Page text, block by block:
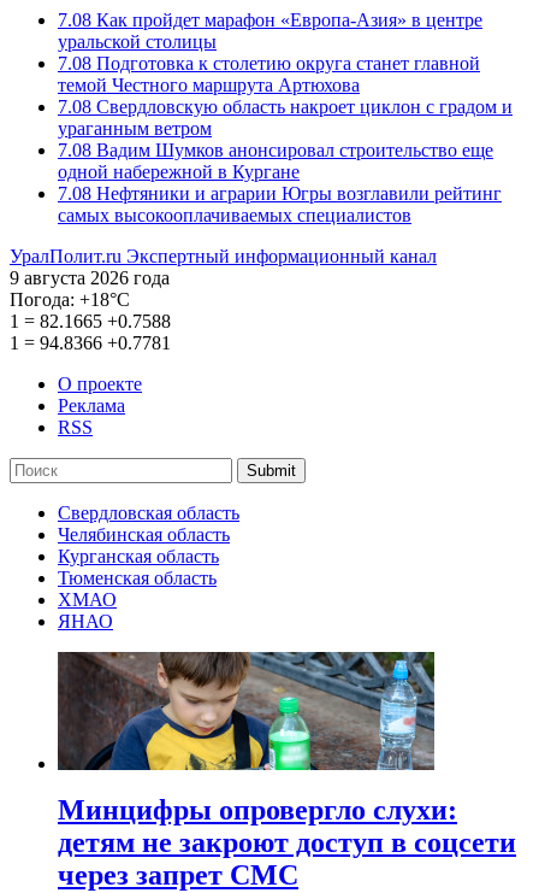
7.08 Как пройдет марафон «Европа-Азия» в центре
уральской столицы
7.08 Подготовка к столетию округа станет главной
темой Честного маршрута Артюхова
7.08 Свердловскую область накроет циклон с градом и
ураганным ветром
7.08 Вадим Шумков анонсировал строительство еще
одной набережной в Кургане
7.08 Нефтяники и аграрии Югры возглавили рейтинг
самых высокооплачиваемых специалистов
УралПолит.ru Экспертный информационный канал
9 августа 2026 года
Погода: +18°С
1 = 82.1665 +0.7588
1 = 94.8366 +0.7781
О проекте
Реклама
RSS
Submit
Свердловская область
Челябинская область
Курганская область
Тюменская область
ХМАО
ЯНАО
Минцифры опровергло слухи:
детям не закроют доступ в соцсети
через запрет СМС